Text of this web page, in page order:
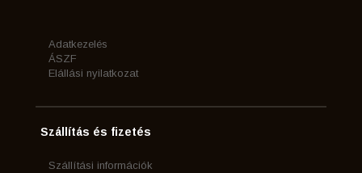
Adatkezelés
ÁSZF
Elállási nyilatkozat
Szállítás és fizetés
Szállítási információk